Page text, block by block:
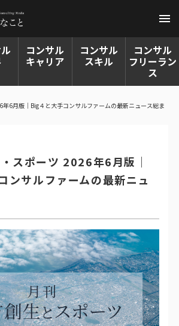
コンサル
キャリア
コンサル
スキル
コンサル
フリーラン
ス
6月版｜Big４と大手コンサルファームの最新ニュース総ま
スポーツ 2026年6月版｜
ンサルファームの最新ニュ